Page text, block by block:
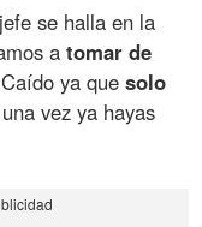
se halla en la
atomar de
ya quesolo
una vez ya hayas